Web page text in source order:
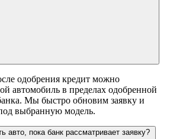
одобрения кредит можно
автомобиль в пределах одобренной
Мы быстро обновим заявку и
выбранную модель.
авто, пока банк рассматривает заявку?